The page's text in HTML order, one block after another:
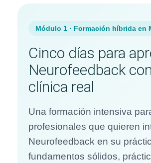
Módulo 1 · Formación híbrida en
Cinco días para
Neurofeedback
clínica real
Una formación intensiva
profesionales que quieren
Neurofeedback en su
fundamentos sólidos,